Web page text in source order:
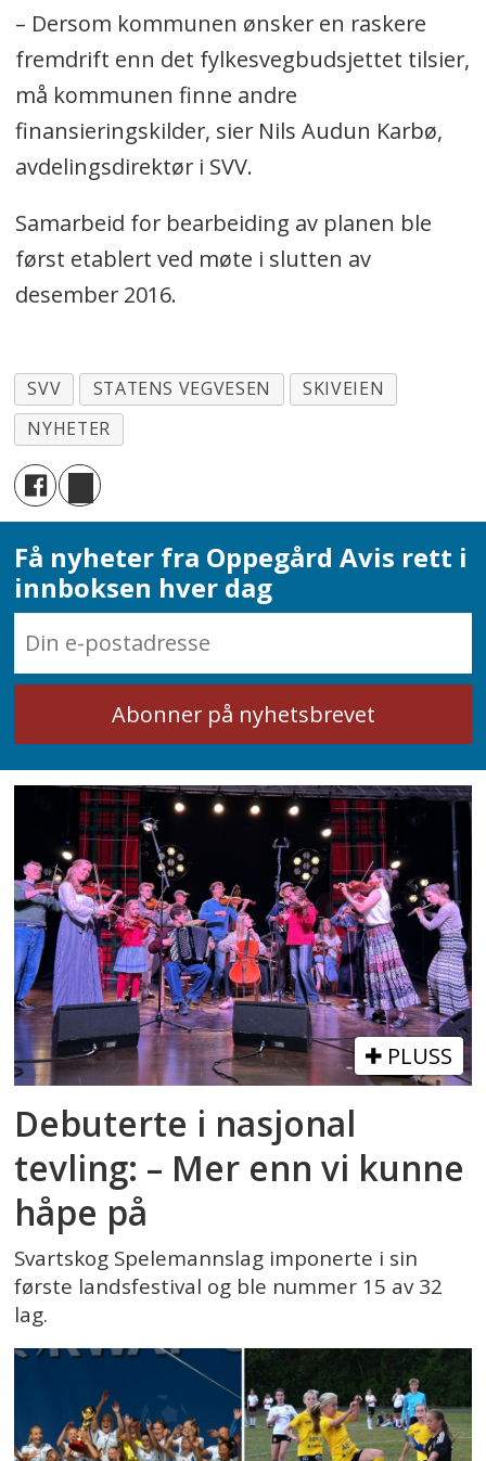
– Dersom kommunen ønsker en raskere
fremdrift enn det fylkesvegbudsjettet tilsier,
må kommunen finne andre
finansieringskilder, sier Nils Audun Karbø,
avdelingsdirektør i SVV.
Samarbeid for bearbeiding av planen ble
først etablert ved møte i slutten av
desember 2016.
SVV STATENS VEGVESEN
SKIVEIEN
NYHETER
Få nyheter fra Oppegård Avis rett i
innboksen hver dag
PLUSS
Debuterte i nasjonal
tevling: – Mer enn vi kunne
håpe på
Svartskog Spelemannslag imponerte i sin
første landsfestival og ble nummer 15 av 32
lag.